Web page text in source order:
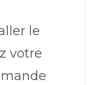
le
votre